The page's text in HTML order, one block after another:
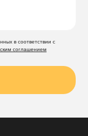
в соответствии с
соглашением